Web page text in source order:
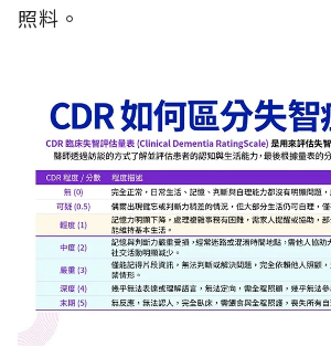
照料。